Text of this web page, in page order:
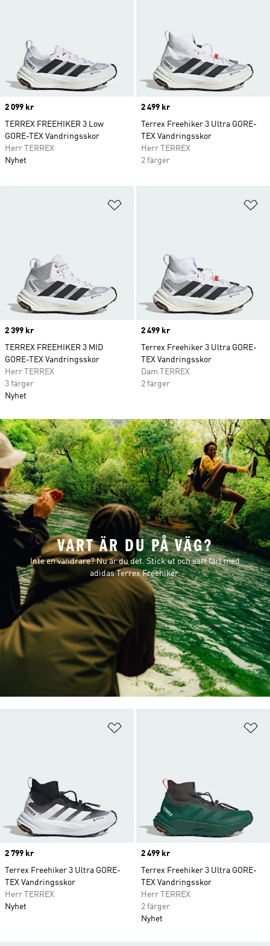
Price
2 099 kr
TERREX FREEHIKER 3 Low
GORE-TEX Vandringsskor
Herr TERREX
Nyhet
Price
2 499 kr
Terrex Freehiker 3 Ultra GORE-
TEX Vandringsskor
Herr TERREX
2 färger
Price
2 399 kr
TERREX FREEHIKER 3 MID
GORE-TEX Vandringsskor
Herr TERREX
3 färger
Nyhet
Price
2 499 kr
Terrex Freehiker 3 Ultra GORE-
TEX Vandringsskor
Dam TERREX
2 färger
Price
2 799 kr
Terrex Freehiker 3 Ultra GORE-
TEX Vandringsskor
Herr TERREX
Nyhet
Price
2 499 kr
Terrex Freehiker 3 Ultra GORE-
TEX Vandringsskor
Herr TERREX
2 färger
Nyhet
VART ÄR DU PÅ VÄG?
Inte en vandrare? Nu är du det. Stick ut och sätt fart med
adidas Terrex Freehiker.